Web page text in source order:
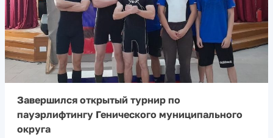
Завершился открытый турнир по
пауэрлифтингу Генического муниципального
округа